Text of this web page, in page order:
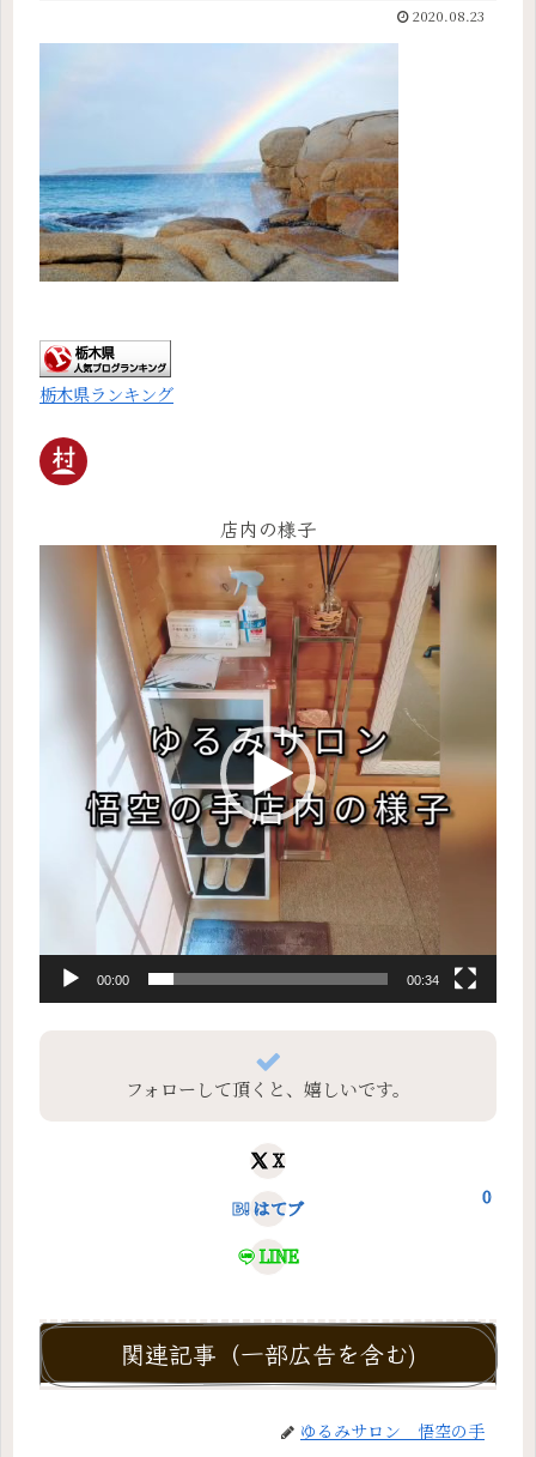
2020.08.23
栃木県ランキング
店内の様子
00:00 00:34
フォローして頂くと、嬉しいです。
X
はてブ
0
LINE
関連記事（一部広告を含む)
ゆるみサロン 悟空の手